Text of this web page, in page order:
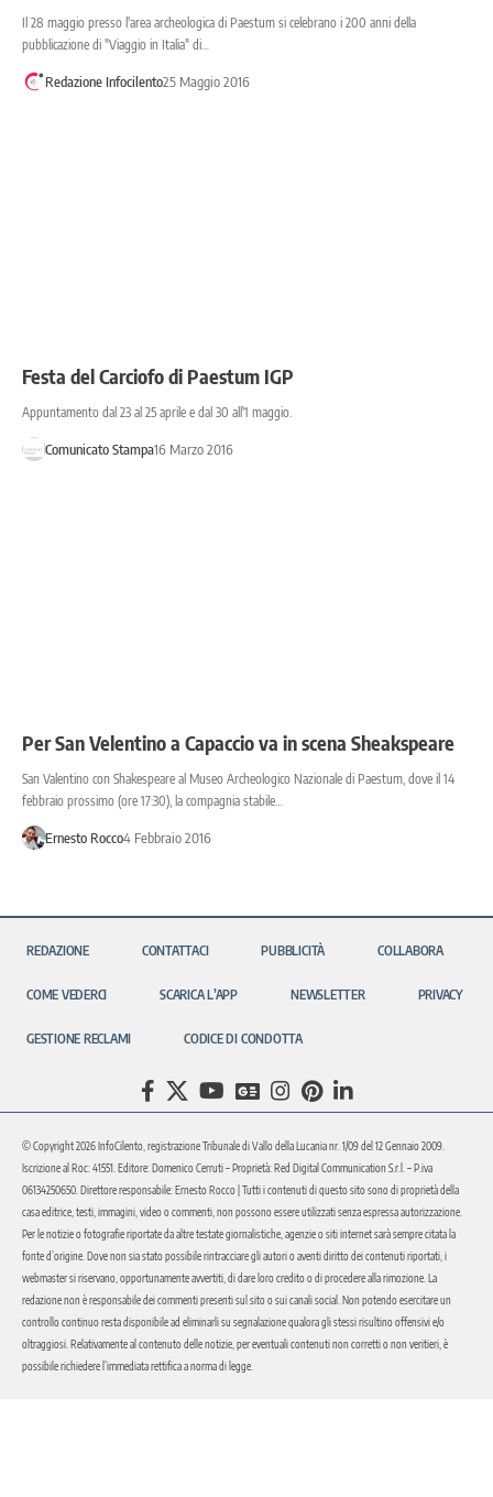
Il 28 maggio presso l'area archeologica di Paestum si celebrano i 200 anni della
pubblicazione di "Viaggio in Italia" di…
Redazione Infocilento25 Maggio 2016
Festa del Carciofo di Paestum IGP
Appuntamento dal 23 al 25 aprile e dal 30 all'1 maggio.
Comunicato Stampa16 Marzo 2016
Per San Velentino a Capaccio va in scena Sheakspeare
San Valentino con Shakespeare al Museo Archeologico Nazionale di Paestum, dove il 14
febbraio prossimo (ore 17:30), la compagnia stabile…
Ernesto Rocco4 Febbraio 2016
REDAZIONE CONTATTACI PUBBLICITÀ COLLABORA
COME VEDERCI SCARICA L’APP NEWSLETTER PRIVACY
GESTIONE RECLAMI CODICE DI CONDOTTA
© Copyright 2026 InfoCilento, registrazione Tribunale di Vallo della Lucania nr. 1/09 del 12 Gennaio 2009.
Iscrizione al Roc: 41551. Editore: Domenico Cerruti – Proprietà: Red Digital Communication S.r.l. – P.iva
06134250650. Direttore responsabile: Ernesto Rocco | Tutti i contenuti di questo sito sono di proprietà della
casa editrice, testi, immagini, video o commenti, non possono essere utilizzati senza espressa autorizzazione.
Per le notizie o fotografie riportate da altre testate giornalistiche, agenzie o siti internet sarà sempre citata la
fonte d’origine. Dove non sia stato possibile rintracciare gli autori o aventi diritto dei contenuti riportati, i
webmaster si riservano, opportunamente avvertiti, di dare loro credito o di procedere alla rimozione. La
redazione non è responsabile dei commenti presenti sul sito o sui canali social. Non potendo esercitare un
controllo continuo resta disponibile ad eliminarli su segnalazione qualora gli stessi risultino offensivi e/o
oltraggiosi. Relativamente al contenuto delle notizie, per eventuali contenuti non corretti o non veritieri, è
possibile richiedere l’immediata rettifica a norma di legge.